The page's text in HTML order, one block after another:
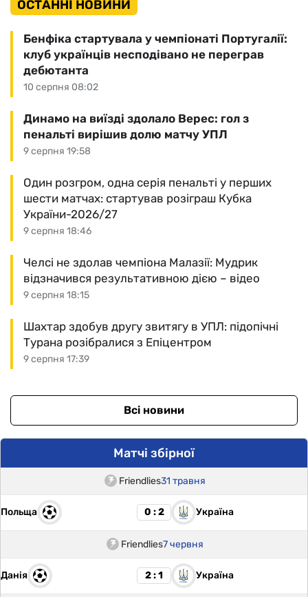
ОСТАННІ НОВИНИ
10 серпня 08:02
Бенфіка стартувала у чемпіонаті Португалії:
клуб українців несподівано не переграв
дебютанта
9 серпня 19:58
Динамо на виїзді здолало Верес: гол з
пенальті вирішив долю матчу УПЛ
9 серпня 18:46
Один розгром, одна серія пенальті у перших
шести матчах: стартував розіграш Кубка
України-2026/27
9 серпня 18:15
Челсі не здолав чемпіона Малазії: Мудрик
відзначився результативною дією – відео
9 серпня 17:39
Шахтар здобув другу звитягу в УПЛ: підопічні
Турана розібралися з Епіцентром
Всі новини
Матчі збірної
Friendlies31 травня
Польща 0 : 2 Україна
Friendlies7 червня
Данія 2 : 1 Україна